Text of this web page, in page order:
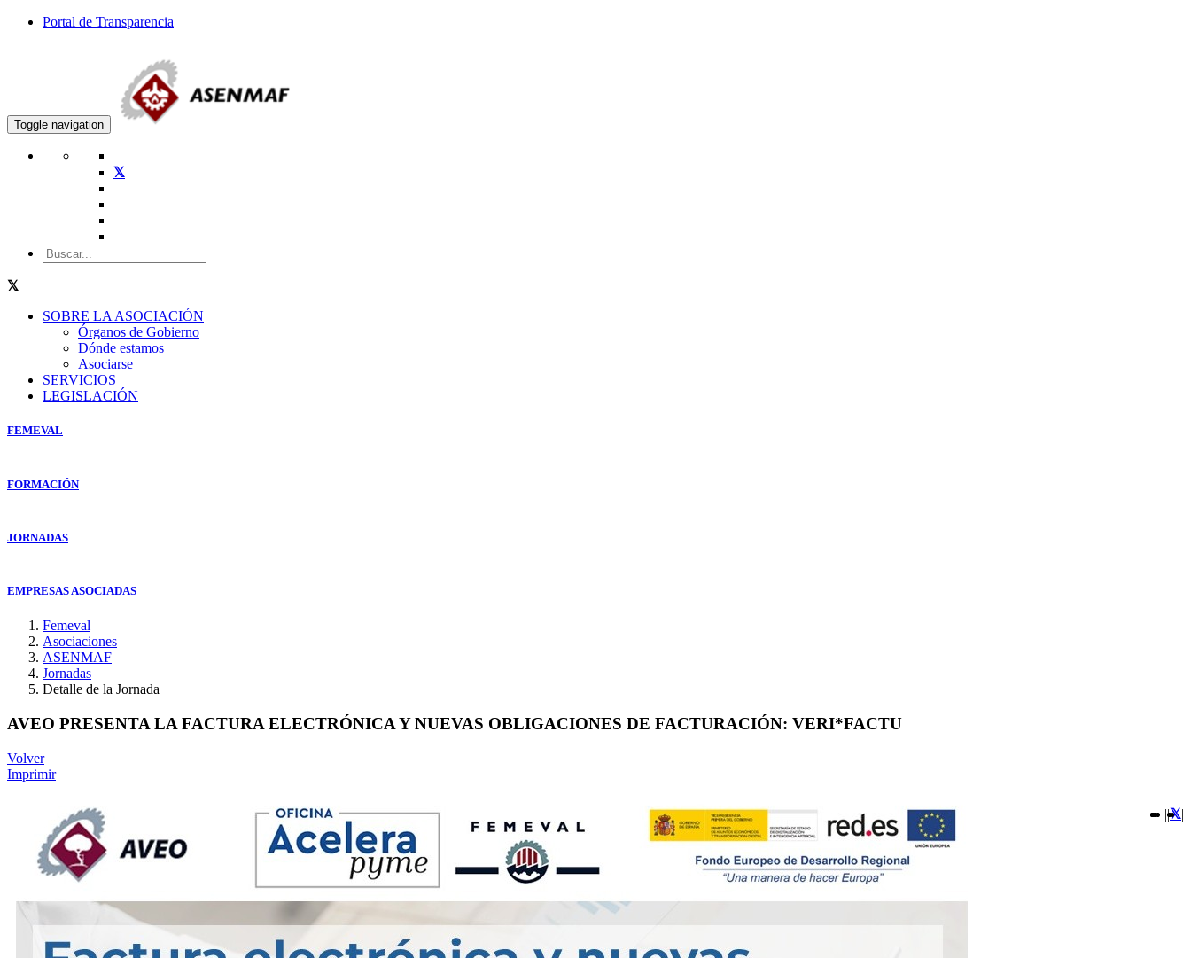
Portal de Transparencia
Toggle navigation
SOBRE LA ASOCIACIÓN
Órganos de Gobierno
Dónde estamos
Asociarse
SERVICIOS
LEGISLACIÓN
FEMEVAL
FORMACIÓN
JORNADAS
EMPRESAS ASOCIADAS
Femeval
Asociaciones
ASENMAF
Jornadas
Detalle de la Jornada
AVEO PRESENTA LA FACTURA ELECTRÓNICA Y NUEVAS OBLIGACIONES DE FACTURACIÓN: VERI*FACTU
Volver
Imprimir
|| |